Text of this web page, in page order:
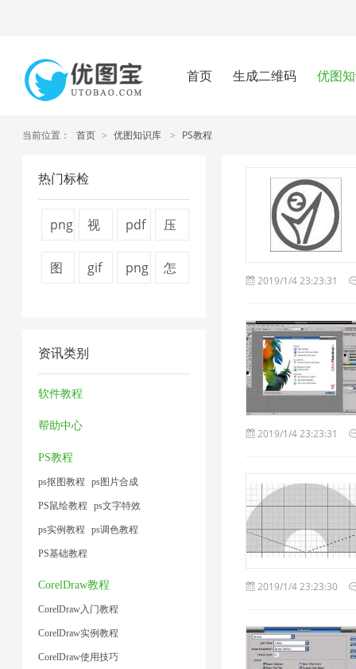
首页 生成二维码 优图
当前位置： 首页 > 优图知识库 > PS教程
热门标检
png
具
1
视
1
pdf
1
压
图
缩
技
术
1
gif
压
png
怎
资讯类别
软件教程
帮助中心
PS教程
ps抠图教程 ps图片合成
PS鼠绘教程 ps文字特效
ps实例教程 ps调色教程
PS基础教程
CorelDraw教程
CorelDraw入门教程
CorelDraw实例教程
CorelDraw使用技巧
2019/1/4 23:23:31
2019/1/4 23:23:31
2019/1/4 23:23:30